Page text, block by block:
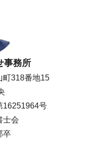
事務所
町318番地15
16251964号
士会
卒